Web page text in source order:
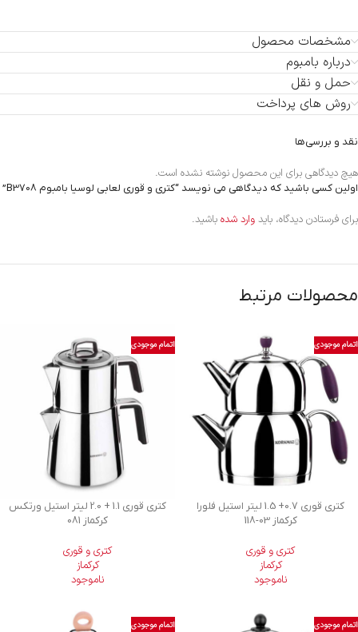
مشخصات محصول
درباره بامبوم
حمل و نقل
روش های پرداخت
نقد و بررسی‌ها
هیچ دیدگاهی برای این محصول نوشته نشده است.
اولین کسی باشید که دیدگاهی می نویسد “کتری و قوری لعابی لوسیا بامبوم B3708”
برای فرستادن دیدگاه، باید وارد شده باشید.
محصولات مرتبط
اتمام موجودی
کتری قوری 0.7+ 1.5 لیتر استیل فلورا
کرکماز118-03
کتری و قوری
کرکماز
ناموجود
اتمام موجودی
کتری قوری 1.1 + 2.0 لیتر استیل ورتکس
کرکماز 081
کتری و قوری
کرکماز
ناموجود
اتمام موجودی اتمام موجودی